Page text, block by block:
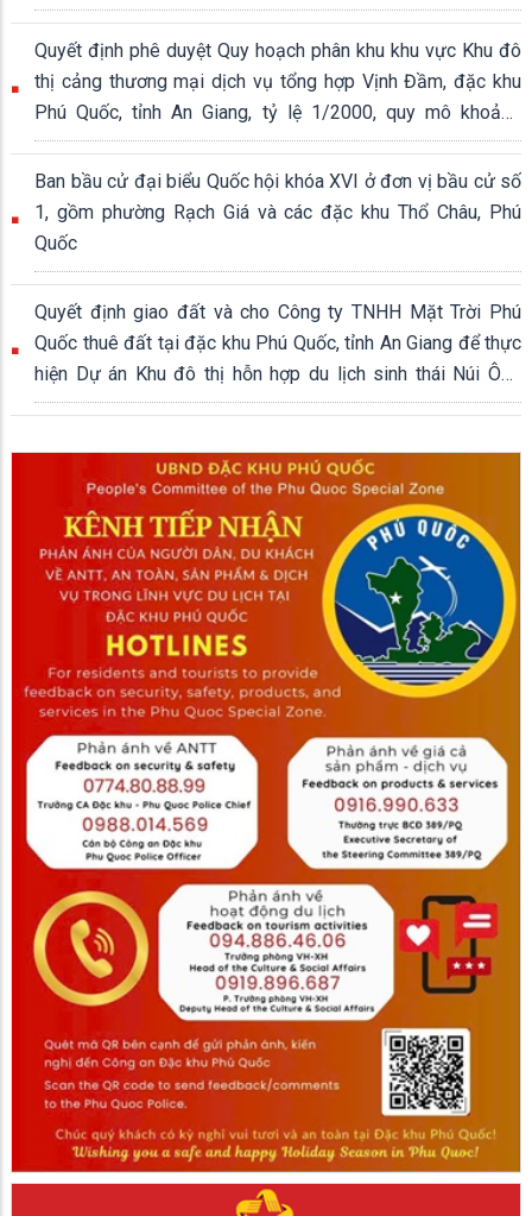
Quyết định phê duyệt Quy hoạch phân khu khu vực Khu đô
thị cảng thương mại dịch vụ tổng hợp Vịnh Đầm, đặc khu
Phú Quốc, tỉnh An Giang, tỷ lệ 1/2000, quy mô khoảng
339,04 ha
Ban bầu cử đại biểu Quốc hội khóa XVI ở đơn vị bầu cử số
1, gồm phường Rạch Giá và các đặc khu Thổ Châu, Phú
Quốc
Quyết định giao đất và cho Công ty TNHH Mặt Trời Phú
Quốc thuê đất tại đặc khu Phú Quốc, tỉnh An Giang để thực
hiện Dự án Khu đô thị hỗn hợp du lịch sinh thái Núi Ông
Quán